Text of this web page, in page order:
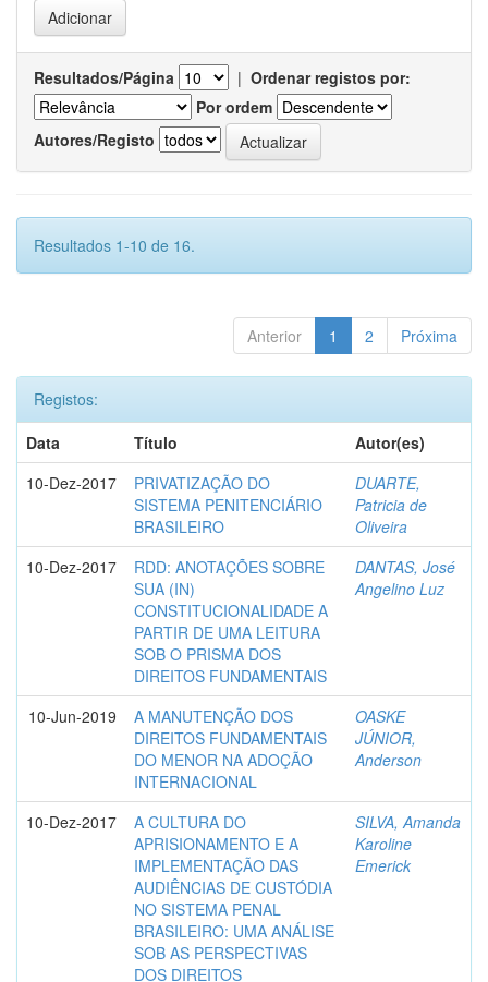
Resultados/Página | Ordenar registos por:
Por ordem
Autores/Registo
Resultados 1-10 de 16.
Anterior 1 2 Próxima
Registos:
Data
Título
Autor(es)
10-Dez-2017
PRIVATIZAÇÃO DO
SISTEMA PENITENCIÁRIO
BRASILEIRO
DUARTE,
Patricia de
Oliveira
10-Dez-2017
RDD: ANOTAÇÕES SOBRE
SUA (IN)
CONSTITUCIONALIDADE A
PARTIR DE UMA LEITURA
SOB O PRISMA DOS
DIREITOS FUNDAMENTAIS
DANTAS, José
Angelino Luz
10-Jun-2019
A MANUTENÇÃO DOS
DIREITOS FUNDAMENTAIS
DO MENOR NA ADOÇÃO
INTERNACIONAL
OASKE
JÚNIOR,
Anderson
10-Dez-2017
A CULTURA DO
APRISIONAMENTO E A
IMPLEMENTAÇÃO DAS
AUDIÊNCIAS DE CUSTÓDIA
NO SISTEMA PENAL
BRASILEIRO: UMA ANÁLISE
SOB AS PERSPECTIVAS
DOS DIREITOS
SILVA, Amanda
Karoline
Emerick